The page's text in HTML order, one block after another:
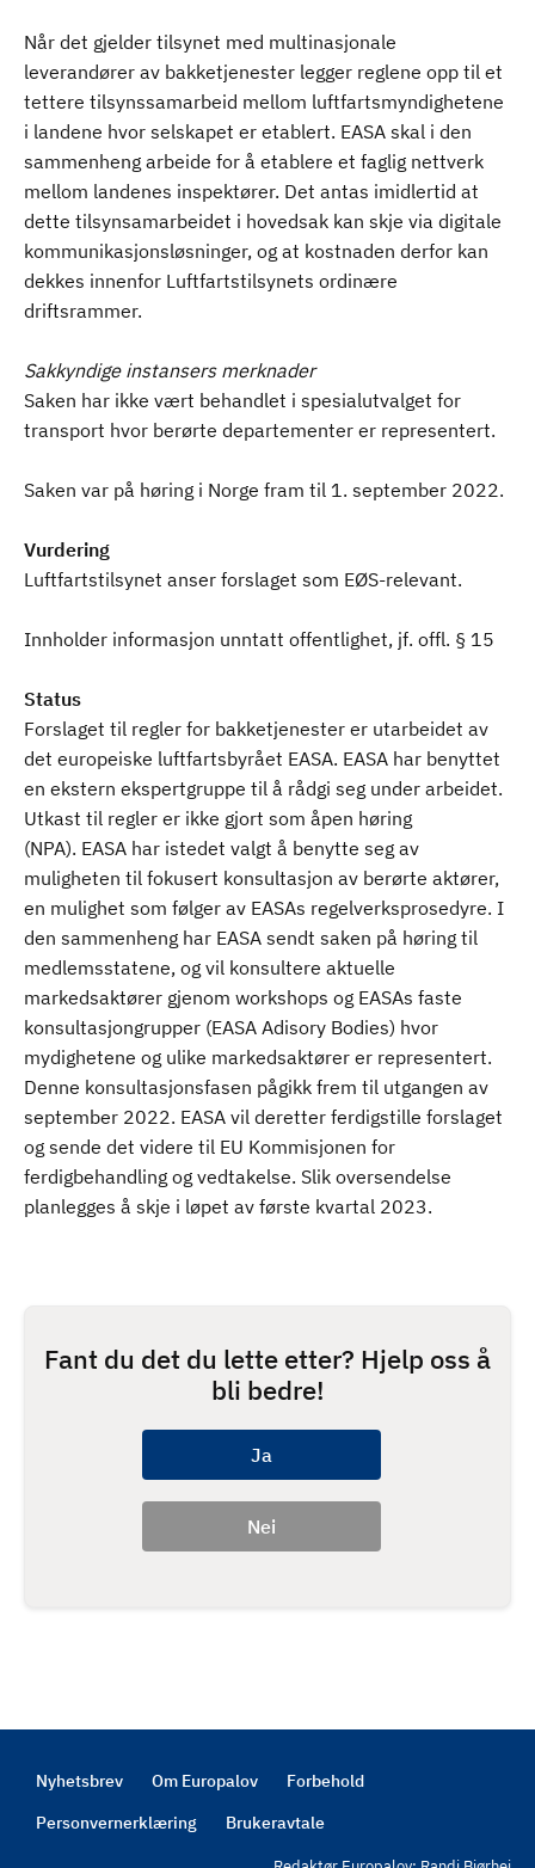
Når det gjelder tilsynet med multinasjonale
leverandører av bakketjenester legger reglene opp til et
tettere tilsynssamarbeid mellom luftfartsmyndighetene
i landene hvor selskapet er etablert. EASA skal i den
sammenheng arbeide for å etablere et faglig nettverk
mellom landenes inspektører. Det antas imidlertid at
dette tilsynsamarbeidet i hovedsak kan skje via digitale
kommunikasjonsløsninger, og at kostnaden derfor kan
dekkes innenfor Luftfartstilsynets ordinære
driftsrammer.
Sakkyndige instansers merknader
Saken har ikke vært behandlet i spesialutvalget for
transport hvor berørte departementer er representert.
Saken var på høring i Norge fram til 1. september 2022.
Vurdering
Luftfartstilsynet anser forslaget som EØS-relevant.
Innholder informasjon unntatt offentlighet, jf. offl. § 15
Status
Forslaget til regler for bakketjenester er utarbeidet av
det europeiske luftfartsbyrået EASA. EASA har benyttet
en ekstern ekspertgruppe til å rådgi seg under arbeidet.
Utkast til regler er ikke gjort som åpen høring
(NPA). EASA har istedet valgt å benytte seg av
muligheten til fokusert konsultasjon av berørte aktører,
en mulighet som følger av EASAs regelverksprosedyre. I
den sammenheng har EASA sendt saken på høring til
medlemsstatene, og vil konsultere aktuelle
markedsaktører gjenom workshops og EASAs faste
konsultasjongrupper (EASA Adisory Bodies) hvor
mydighetene og ulike markedsaktører er representert.
Denne konsultasjonsfasen pågikk frem til utgangen av
september 2022. EASA vil deretter ferdigstille forslaget
og sende det videre til EU Kommisjonen for
ferdigbehandling og vedtakelse. Slik oversendelse
planlegges å skje i løpet av første kvartal 2023.
Fant du det du lette etter? Hjelp oss å
bli bedre!
Footer
Nyhetsbrev Om Europalov
Forbehold
Personvernerklæring
Brukeravtale